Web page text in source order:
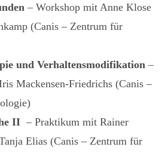
– Workshop mit Anne Klose
(Canis – Zentrum für
und Verhaltensmodifikation –
Mackensen-Friedrichs (Canis –
II – Praktikum mit Rainer
Elias (Canis – Zentrum für